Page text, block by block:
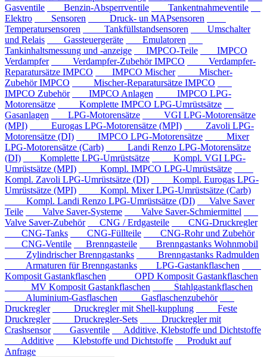
Gasventile
Benzin-Absperrventile
Tankentnahmeventile
Elektro
Sensoren
Druck- un MAPsensoren
Temperatursensoren
Tankfüllstandsensoren
Umschalter
und Relais
Gassteuergeräte
Emulatoren
Tankinhaltsmessung und -anzeige
IMPCO-Teile
IMPCO
Verdampfer
Verdampfer-Zubehör IMPCO
Verdampfer-
Reparatursätze IMPCO
IMPCO Mischer
Mischer-
Zubehör IMPCO
Mischer-Reparatursätze IMPCO
IMPCO Zubehör
IMPCO Anlagen
IMPCO LPG-
Motorensätze
Komplette IMPCO LPG-Umrüstsätze
Gasanlagen
LPG-Motorensätze
VGI LPG-Motorensätze
(MPI)
Eurogas LPG-Motorensätze (MPI)
Zavoli LPG-
Motorensätze (DI)
IMPCO LPG-Motorensätze
Mixer
LPG-Motorensätze (Carb)
Landi Renzo LPG-Motorensätze
(DI)
Komplette LPG-Umrüstsätze
Kompl. VGI LPG-
Umrüstsätze (MPI)
Kompl. IMPCO LPG-Umrüstsätze
Kompl. Zavoli LPG-Umrüstsätze (DI)
Kompl. Eurogas LPG-
Umrüstsätze (MPI)
Kompl. Mixer LPG-Umrüstsätze (Carb)
Kompl. Landi Renzo LPG-Umrüstsätze (DI)
Valve Saver
Teile
Valve Saver-Systeme
Valve Saver-Schmiermittel
Valve Saver-Zubehör
CNG / Erdgasteile
CNG-Druckregler
CNG-Tanks
CNG-Füllteile
CNG-Rohr und Zubehör
CNG-Ventile
Brenngasteile
Brenngastanks Wohnmobil
Zylindrischer Brenngastanks
Brenngastanks Radmulden
Armaturen für Brenngastanks
LPG-Gastankflaschen
Komposit Gastankflaschen
OPD Komposit Gastankflaschen
MV Komposit Gastankflaschen
Stahlgastankflaschen
Aluminium-Gasflaschen
Gasflaschenzubehör
Druckregler
Druckregler mit Shell-kupplung
Feste
Druckregler
Druckregler-Sets
Druckregler mit
Crashsensor
Gasventile
Additive, Klebstoffe und Dichtstoffe
Additive
Klebstoffe und Dichtstoffe
Produkt auf
Anfrage